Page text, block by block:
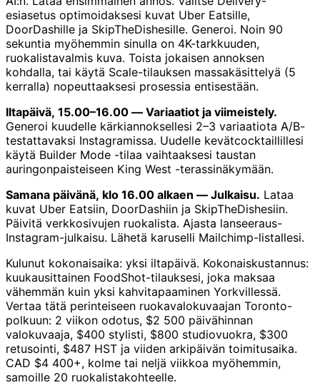
esiasetus optimoidaksesi kuvat Uber Eatsille,
DoorDashille ja SkipTheDishesille. Generoi. Noin 90
sekuntia myöhemmin sinulla on 4K-tarkkuuden,
ruokalistavalmis kuva. Toista jokaisen annoksen
kohdalla, tai käytä Scale-tilauksen massakäsittelyä (5
kerralla) nopeuttaaksesi prosessia entisestään.
Iltapäivä, 15.00–16.00 — Variaatiot ja viimeistely.
Generoi kuudelle kärkiannoksellesi 2–3 variaatiota A/B-
testattavaksi Instagramissa. Uudelle kevätcocktaillillesi
käytä Builder Mode -tilaa vaihtaaksesi taustan
auringonpaisteiseen King West -terassinäkymään.
Samana päivänä, klo 16.00 alkaen — Julkaisu. Lataa
kuvat Uber Eatsiin, DoorDashiin ja SkipTheDishesiin.
Päivitä verkkosivujen ruokalista. Ajasta lanseeraus-
Instagram-julkaisu. Lähetä karuselli Mailchimp-listallesi.
Kulunut kokonaisaika: yksi iltapäivä. Kokonaiskustannus:
kuukausittainen FoodShot-tilauksesi, joka maksaa
vähemmän kuin yksi kahvitapaaminen Yorkvillessä.
Vertaa tätä perinteiseen ruokavalokuvaajan Toronto-
polkuun: 2 viikon odotus, $2 500 päivähinnan
valokuvaaja, $400 stylisti, $800 studiovuokra, $300
retusointi, $487 HST ja viiden arkipäivän toimitusaika.
CAD $4 400+, kolme tai neljä viikkoa myöhemmin,
samoille 20 ruokalistakohteelle.